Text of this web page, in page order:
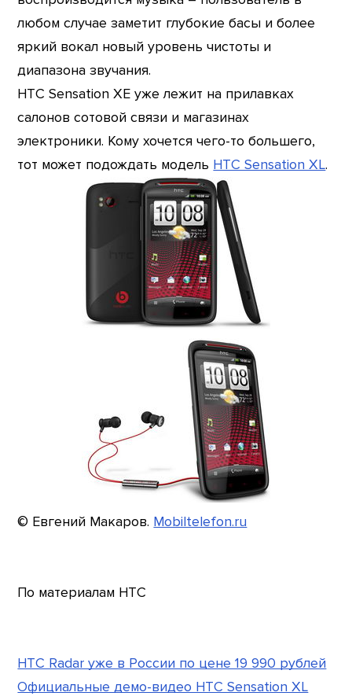
любом случае заметит глубокие басы и более
яркий вокал новый уровень чистоты и
диапазона звучания.
HTC Sensation XE уже лежит на прилавках
салонов сотовой связи и магазинах
электроники. Кому хочется чего-то большего,
тот может подождать модель HTC Sensation XL.
© Евгений Макаров. Mobiltelefon.ru
По материалам HTC
HTC Radar уже в России по цене 19 990 рублей
Официальные демо-видео HTC Sensation XL